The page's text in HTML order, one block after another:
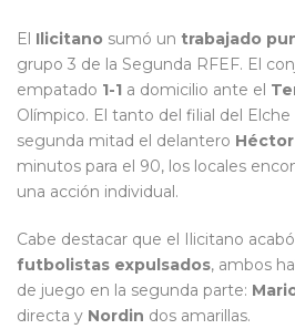
El Ilicitano sumó un trabajado
grupo 3 de la Segunda RFEF. El
empatado 1-1 a domicilio ante el
Olímpico. El tanto del filial del Elche
segunda mitad el delantero
minutos para el 90, los locales
una acción individual.
Cabe destacar que el Ilicitano
futbolistas expulsados, ambos
de juego en la segunda parte:
directa y Nordin dos amarillas.